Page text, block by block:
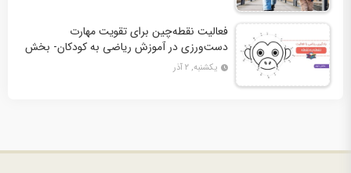
فعالیت نقطه‌چین برای تقویت مهارت
دست‌ورزی در آموزش ریاضی به کودکان- بخش
دوم + 10 کاربرگ فعالیت
یکشنبه, ۲ آذر